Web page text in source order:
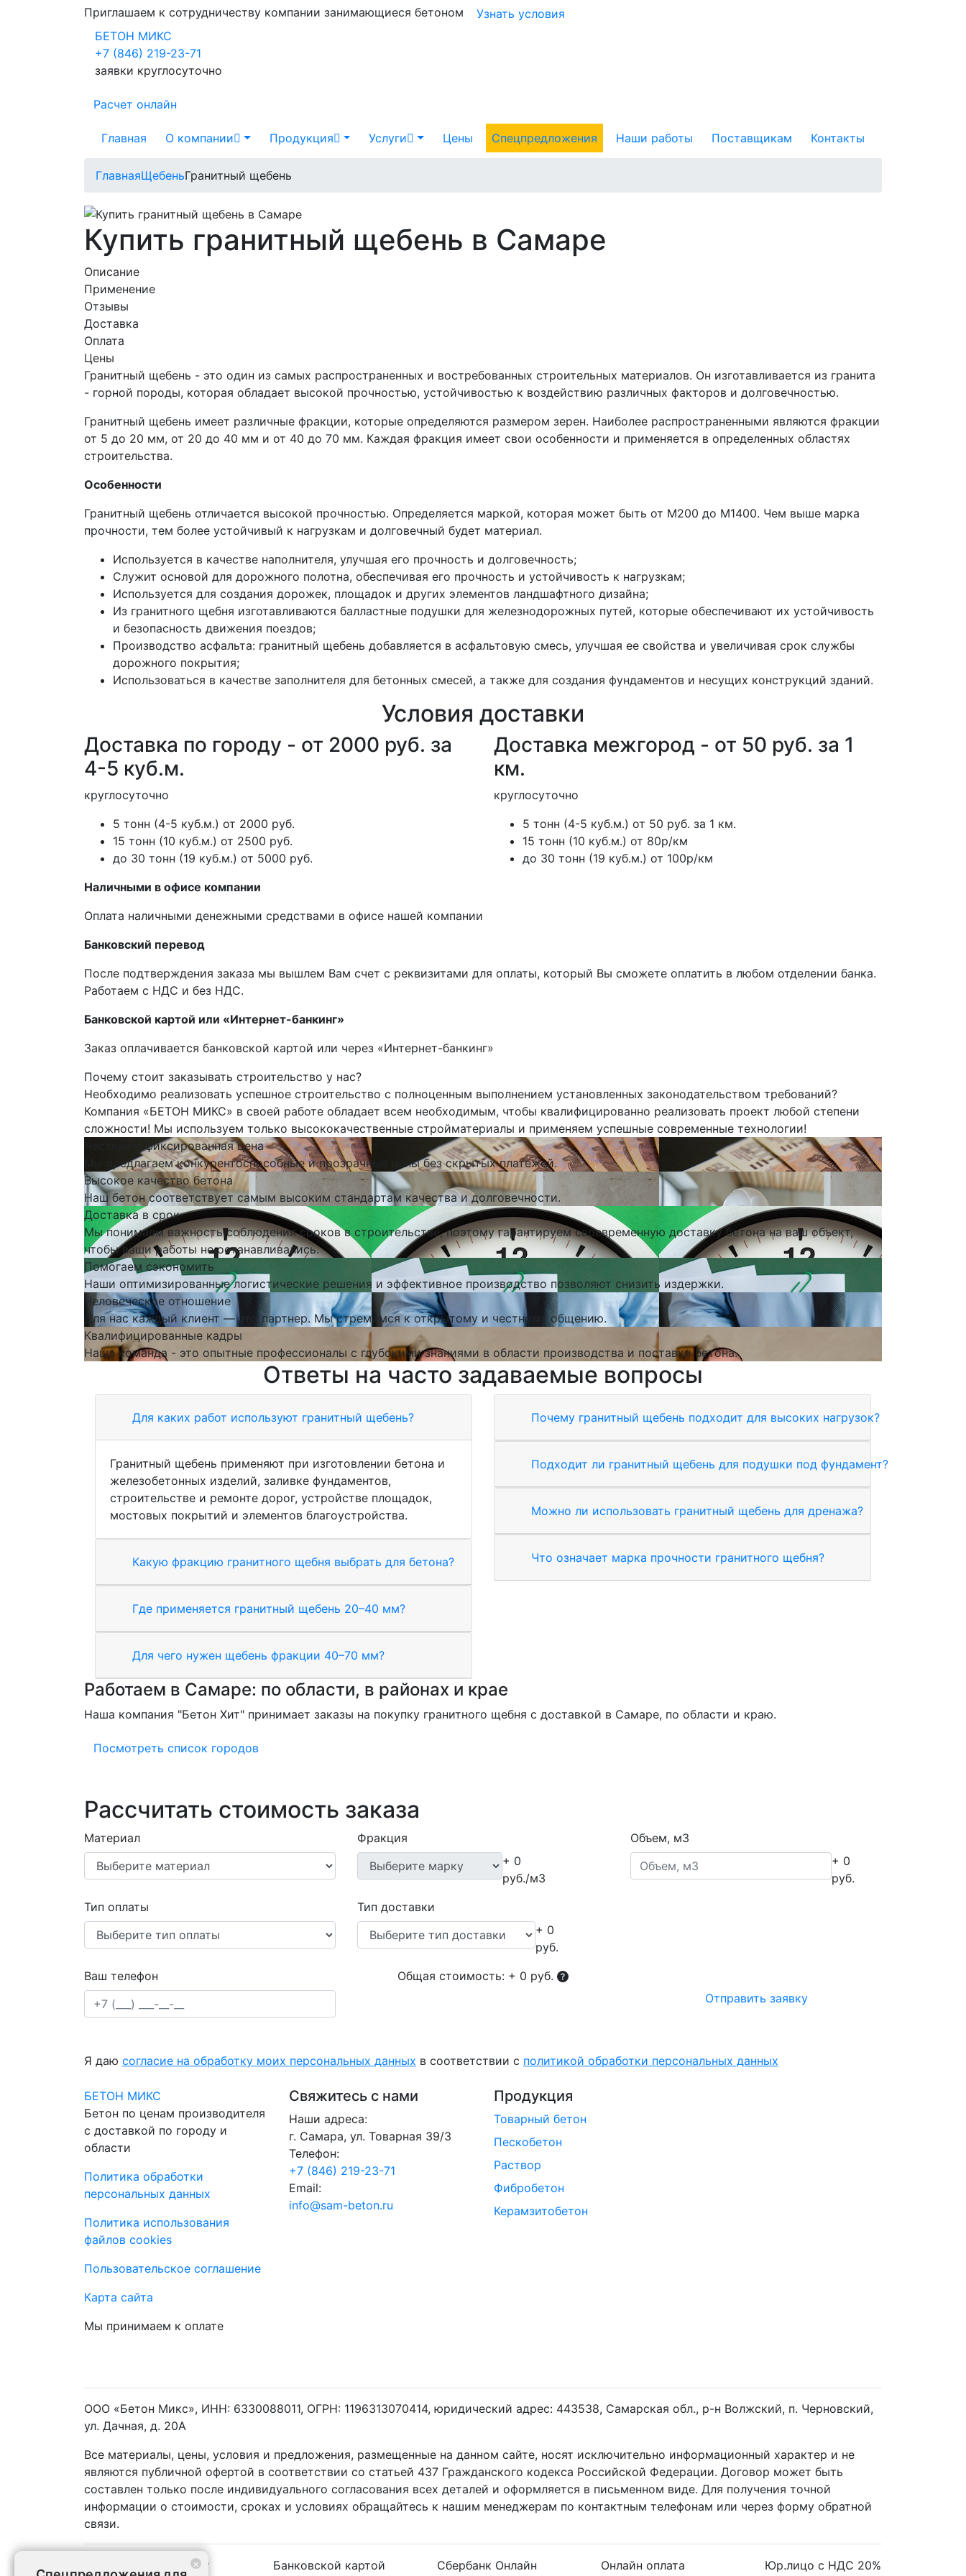
Приглашаем к сотрудничеству компании занимающиеся бетоном
Узнать условия
БЕТОН МИКС
+7 (846) 219-23-71
заявки круглосуточно
Расчет онлайн
Главная О компании Продукция Услуги Цены Спецпредложения Наши работы Поставщикам Контакты
ГлавнаяЩебеньГранитный щебень
Купить гранитный щебень в Самаре
Описание
Применение
Отзывы
Доставка
Оплата
Цены
Гранитный щебень - это один из самых распространенных и востребованных строительных материалов. Он изготавливается из гранита
- горной породы, которая обладает высокой прочностью, устойчивостью к воздействию различных факторов и долговечностью.
Гранитный щебень имеет различные фракции, которые определяются размером зерен. Наиболее распространенными являются фракции
от 5 до 20 мм, от 20 до 40 мм и от 40 до 70 мм. Каждая фракция имеет свои особенности и применяется в определенных областях
строительства.
Особенности
Гранитный щебень отличается высокой прочностью. Определяется маркой, которая может быть от М200 до М1400. Чем выше марка
прочности, тем более устойчивый к нагрузкам и долговечный будет материал.
Используется в качестве наполнителя, улучшая его прочность и долговечность;
Служит основой для дорожного полотна, обеспечивая его прочность и устойчивость к нагрузкам;
Используется для создания дорожек, площадок и других элементов ландшафтного дизайна;
Из гранитного щебня изготавливаются балластные подушки для железнодорожных путей, которые обеспечивают их устойчивость
и безопасность движения поездов;
Производство асфальта: гранитный щебень добавляется в асфальтовую смесь, улучшая ее свойства и увеличивая срок службы
дорожного покрытия;
Использоваться в качестве заполнителя для бетонных смесей, а также для создания фундаментов и несущих конструкций зданий.
Условия доставки
Доставка по городу - от 2000 руб. за
4-5 куб.м.
круглосуточно
5 тонн (4-5 куб.м.) от 2000 руб.
15 тонн (10 куб.м.) от 2500 руб.
до 30 тонн (19 куб.м.) от 5000 руб.
Доставка межгород - от 50 руб. за 1
км.
круглосуточно
5 тонн (4-5 куб.м.) от 50 руб. за 1 км.
15 тонн (10 куб.м.) от 80р/км
до 30 тонн (19 куб.м.) от 100р/км
Наличными в офисе компании
Оплата наличными денежными средствами в офисе нашей компании
Банковский перевод
После подтверждения заказа мы вышлем Вам счет с реквизитами для оплаты, который Вы сможете оплатить в любом отделении банка.
Работаем с НДС и без НДС.
Банковской картой или «Интернет-банкинг»
Заказ оплачивается банковской картой или через «Интернет-банкинг»
Почему стоит заказывать строительство у нас?
Необходимо реализовать успешное строительство с полноценным выполнением установленных законодательством требований?
Компания «БЕТОН МИКС» в своей работе обладает всем необходимым, чтобы квалифицированно реализовать проект любой степени
сложности! Мы используем только высококачественные стройматериалы и применяем успешные современные технологии!
Честная и фиксированная цена
Мы предлагаем конкурентоспособные и прозрачные цены без скрытых платежей.
Высокое качество бетона
Наш бетон соответствует самым высоким стандартам качества и долговечности.
Доставка в срок
Мы понимаем важность соблюдения сроков в строительстве, поэтому гарантируем своевременную доставку бетона на ваш объект,
чтобы ваши работы не останавливались.
Помогаем сэкономить
Наши оптимизированные логистические решения и эффективное производство позволяют снизить издержки.
Человеческое отношение
Для нас каждый клиент — это партнер. Мы стремимся к открытому и честному общению.
Квалифицированные кадры
Наша команда - это опытные профессионалы с глубокими знаниями в области производства и поставки бетона.
Ответы на часто задаваемые вопросы
Для каких работ используют гранитный щебень?
Гранитный щебень применяют при изготовлении бетона и
железобетонных изделий, заливке фундаментов,
строительстве и ремонте дорог, устройстве площадок,
мостовых покрытий и элементов благоустройства.
Какую фракцию гранитного щебня выбрать для бетона?
Где применяется гранитный щебень 20–40 мм?
Для чего нужен щебень фракции 40–70 мм?
Почему гранитный щебень подходит для высоких нагрузок?
Подходит ли гранитный щебень для подушки под фундамент?
Можно ли использовать гранитный щебень для дренажа?
Что означает марка прочности гранитного щебня?
Работаем в Самаре: по области, в районах и крае
Наша компания "Бетон Хит" принимает заказы на покупку гранитного щебня с доставкой в Самаре, по области и краю.
Посмотреть список городов
Рассчитать стоимость заказа
Материал
Фракция
+ 0
руб./м3
Объем, м3
+ 0
руб.
Тип оплаты
Тип доставки
+ 0
руб.
Ваш телефон
Общая стоимость: + 0 руб.
Отправить заявку
Я даю согласие на обработку моих персональных данных в соответствии с политикой обработки персональных данных
БЕТОН МИКС
Бетон по ценам производителя
с доставкой по городу и
области
Политика обработки
персональных данных
Политика использования
файлов cookies
Пользовательское соглашение
Карта сайта
Мы принимаем к оплате
Свяжитесь с нами
Наши адреса:
г. Самара, ул. Товарная 39/3
Телефон:
+7 (846) 219-23-71
Email:
info@sam-beton.ru
Продукция
Товарный бетон
Пескобетон
Раствор
Фибробетон
Керамзитобетон
ООО «Бетон Микс», ИНН: 6330088011, ОГРН: 1196313070414, юридический адрес: 443538, Самарская обл., р-н Волжский, п. Черновский,
ул. Дачная, д. 20А
Все материалы, цены, условия и предложения, размещенные на данном сайте, носят исключительно информационный характер и не
являются публичной офертой в соответствии со статьей 437 Гражданского кодекса Российской Федерации. Договор может быть
составлен только после индивидуального согласования всех деталей и оформляется в письменном виде. Для получения точной
информации о стоимости, сроках и условиях обращайтесь к нашим менеджерам по контактным телефонам или через форму обратной
связи.
Наличный расчёт Банковской картой Сбербанк Онлайн Онлайн оплата Юр.лицо с НДС 20%
×